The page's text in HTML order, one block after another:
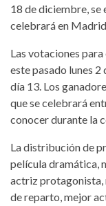
18 de diciembre, se
celebrará en
Las votaciones
este pasado lunes
día 13. Los
que se celebrará
conocer durante la
La distribución de
película dramática,
actriz
de reparto, mejor